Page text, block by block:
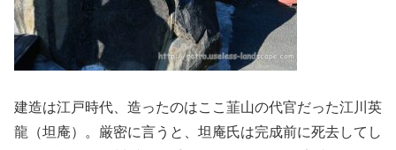
建造は江戸時代、造ったのはここ韮山の代官だった江川英
龍（坦庵）。厳密に言うと、坦庵氏は完成前に死去してし